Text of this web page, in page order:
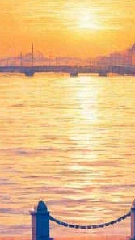
2015, вторник